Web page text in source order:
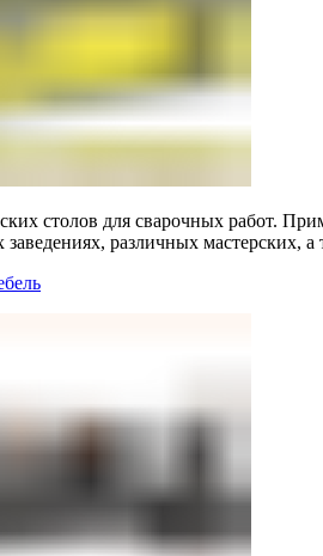
столов для сварочных работ.
различных мастерских, а